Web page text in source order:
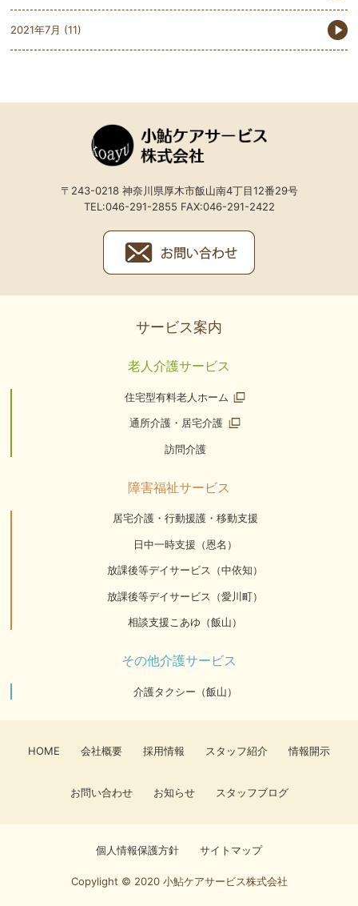
2021年7月 (11)
〒243-0218 神奈川県厚木市飯山南4丁目12番29号
TEL:046-291-2855 FAX:046-291-2422
サービス案内
老人介護サービス
住宅型有料老人ホーム
通所介護・居宅介護
訪問介護
障害福祉サービス
居宅介護・行動援護・移動支援
日中一時支援（恩名）
放課後等デイサービス（中依知）
放課後等デイサービス（愛川町）
相談支援こあゆ（飯山）
その他介護サービス
介護タクシー（飯山）
HOME 会社概要 採用情報 スタッフ紹介 情報開示
お問い合わせ お知らせ スタッフブログ
個人情報保護方針 サイトマップ
Copylight © 2020 小鮎ケアサービス株式会社